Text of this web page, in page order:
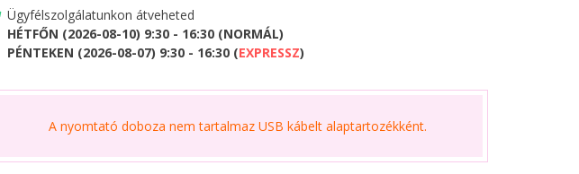
Ügyfélszolgálatunkon átveheted
HÉTFŐN (2026-08-10) 9:30 - 16:30 (NORMÁL)
PÉNTEKEN (2026-08-07) 9:30 - 16:30 (EXPRESSZ)
A nyomtató doboza nem tartalmaz USB kábelt alaptartozékként.